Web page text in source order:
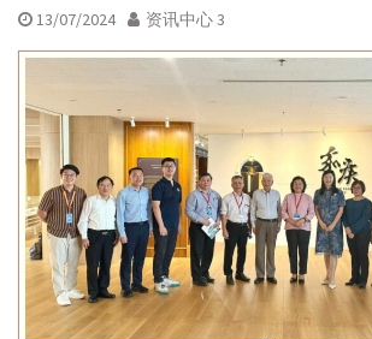
13/07/2024 资讯中心 3